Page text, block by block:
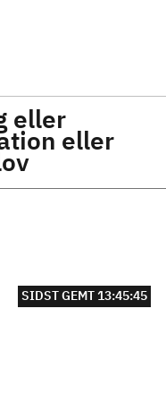
eller
eller
SIDST GEMT 13:45:45